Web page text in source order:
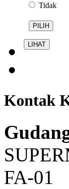
Tidak
Kontak
FA-01